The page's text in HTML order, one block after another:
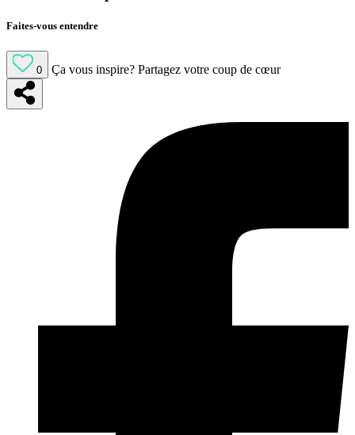
Faites-vous entendre
0 Ça vous inspire? Partagez votre coup de cœur